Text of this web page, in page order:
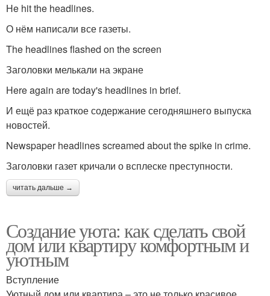
He hit the headlines.
О нём написали все газеты.
The headlines flashed on the screen
Заголовки мелькали на экране
Here again are today's headlines in brief.
И ещё раз краткое содержание сегодняшнего выпуска
новостей.
Newspaper headlines screamed about the spike in crime.
Заголовки газет кричали о всплеске преступности.
читать дальше →
Создание уюта: как сделать свой
дом или квартиру комфортным и
уютным
Вступление